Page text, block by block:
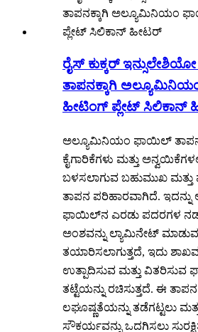
ರೈಸ್ ಕುಕ್ಕರ್ ಇನ್ಸುಲೇಶಿಯೋ
ತಾಪನಕ್ಕಾಗಿ
ಹೀಟಿಂಗ್ ಪ್ಲೇಟ್ ಸಿಲಿಕಾನ್
ಅಲ್ಯೂಮಿನಿಯಂ ಫಾಯಿಲ್
ಕೈಗಾರಿಕೆಗಳು ಮತ್ತು
ಬಳಸಲಾಗುವ ಬಹುಮುಖ
ತಾಪನ ಪರಿಹಾರವಾಗಿದೆ.
ಫಾಯಿಲ್‌ನ ಎರಡು ಪದರಗಳ
ಅಂಶವನ್ನು ಲ್ಯಾಮಿನೇಟ್
ತಯಾರಿಸಲಾಗುತ್ತದೆ, ಇದು
ಉತ್ಪಾದಿಸುವ ಮತ್ತು ವಿತರಿಸುವ
ತಟ್ಟೆಯನ್ನು ರಚಿಸುತ್ತದೆ. ಈ ತಾಪನ
ಲಘೂಷ್ಣತೆಯನ್ನು ತಡೆಗಟ್ಟಲು
ಸೌಕರ್ಯವನ್ನು ಒದಗಿಸಲು